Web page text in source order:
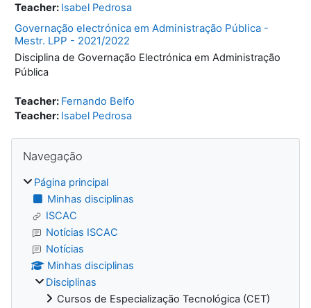
Teacher: Isabel Pedrosa
Governação electrónica em Administração Pública -
Mestr. LPP - 2021/2022
Disciplina de Governação Electrónica em Administração
Pública
Teacher: Fernando Belfo
Teacher: Isabel Pedrosa
Blocos
Navegação
Página principal
Minhas disciplinas
ISCAC
Notícias ISCAC
Notícias
Minhas disciplinas
Disciplinas
Cursos de Especialização Tecnológica (CET)